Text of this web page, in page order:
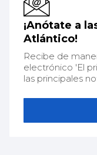
¡Anótate a
Atlántico!
Recibe de
electrónico 'El
las principales